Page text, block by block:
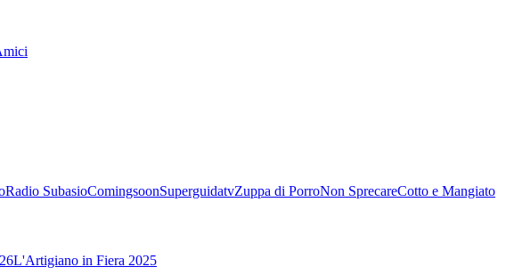
Radio SubasioComingsoonSuperguidatvZuppa di PorroNon SprecareCotto e Mangiato
L'Artigiano in Fiera 2025